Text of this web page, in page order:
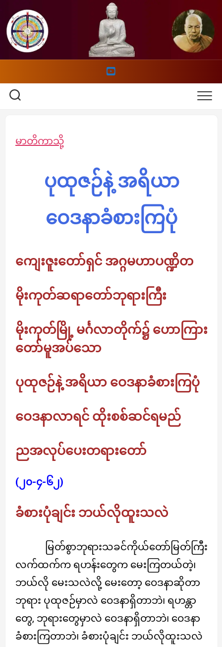
content
မာတိကာသို့
ပုထုဇဉ်နဲ့ အရိယာ
ဝေဒနာခံစားကြပုံ
ကျေးဇူးတော်ရှင် အဂ္ဂမဟာပဏ္ဍိတ
မိုးကုတ်ဆရာတော်ဘုရားကြီး
မိုးကုတ်မြို့ မင်္ဂလာတိုက်၌ ဟောကြား
တော်မူအပ်သော
ပုထုဇဉ်နဲ့ အရိယာ ဝေဒနာခံစားကြပုံ
ဝေဒနာလာရင် ထိုးစစ်ဆင်ရမည်
ညအလုပ်ပေးတရားတော်
(၂၀-၄-၆၂)
ခံစားပုံချင်း ဘယ်လိုထူးသလဲ
မြတ်စွာဘုရားသခင်ကိုယ်တော်မြတ်ကြီး
လက်ထက်က ရဟန်းတွေက မေးကြတယ်တဲ့၊
ဘယ်လို မေးသလဲလို့ မေးတော့ ဝေဒနာဆိုတာ
ဘုရား ပုထုဇဉ်မှာလဲ ဝေဒနာရှိတာဘဲ၊ ရဟန္တာ
တွေ, ဘုရားတွေမှာလဲ ဝေဒနာရှိတာဘဲ၊ ဝေဒနာ
ခံစားကြတာဘဲ၊ ခံစားပုံချင်း ဘယ်လိုထူးသလဲ